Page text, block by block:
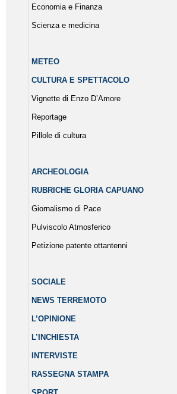
Economia e Finanza
Scienza e medicina
METEO
CULTURA E SPETTACOLO
Vignette di Enzo D’Amore
Reportage
Pillole di cultura
ARCHEOLOGIA
RUBRICHE GLORIA CAPUANO
Giornalismo di Pace
Pulviscolo Atmosferico
Petizione patente ottantenni
SOCIALE
NEWS TERREMOTO
L’OPINIONE
L’INCHIESTA
INTERVISTE
RASSEGNA STAMPA